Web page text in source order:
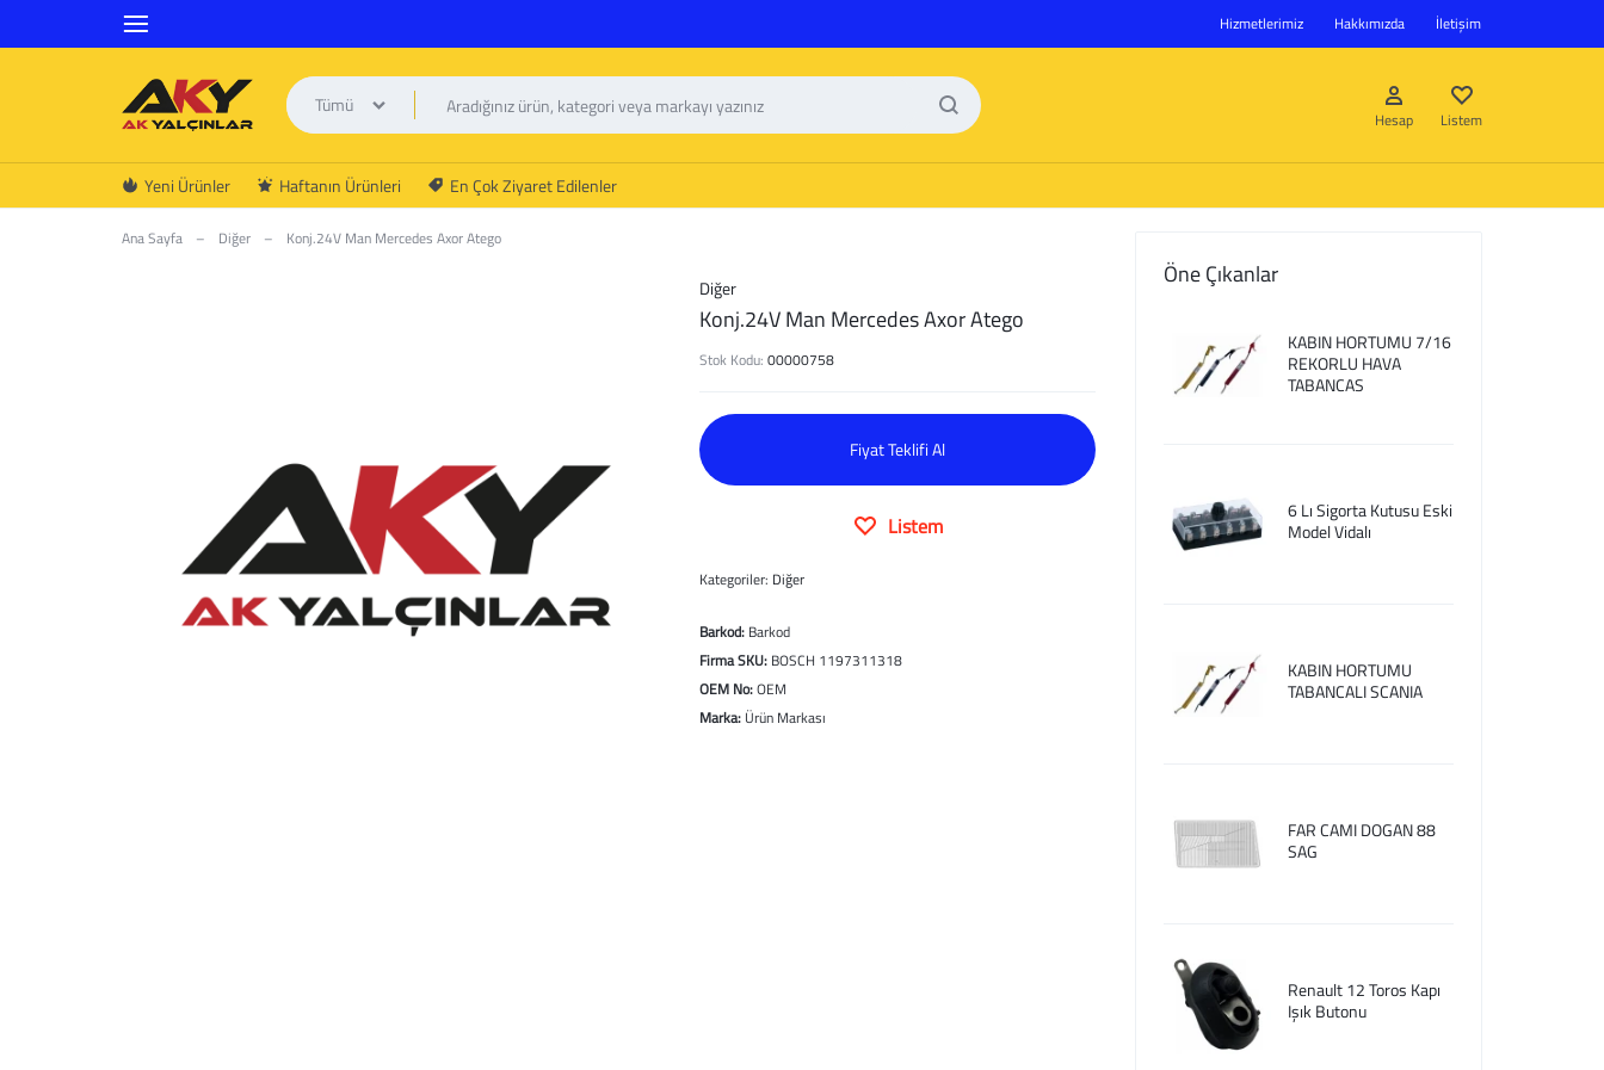
Hizmetlerimiz Hakkımızda İletişim
AK
YALÇINLAR
Tümü
Hesap
Hesap oluştur
Listem
Yeni Ürünler Haftanın Ürünleri En Çok Ziyaret Edilenler
Ana Sayfa – Diğer – Konj.24V Man Mercedes Axor Atego
Diğer
Konj.24V Man Mercedes Axor Atego
Stok Kodu:00000758
Fiyat Teklifi Al
Listem
Kategoriler: Diğer
Barkod: Barkod
Firma SKU: BOSCH 1197311318
OEM No:OEM
Marka: Ürün Markası
Öne Çıkanlar
KABIN HORTUMU 7/16
REKORLU HAVA
TABANCAS
6 Lı Sigorta Kutusu Eski
Model Vidalı
KABIN HORTUMU
TABANCALI SCANIA
FAR CAMI DOGAN 88
SAG
Renault 12 Toros Kapı
Işık Butonu